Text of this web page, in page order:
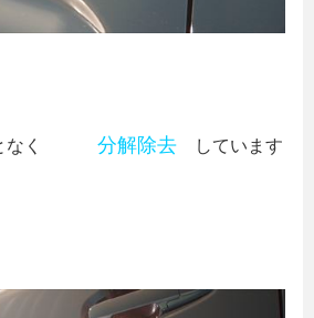
なく 分解除去 しています